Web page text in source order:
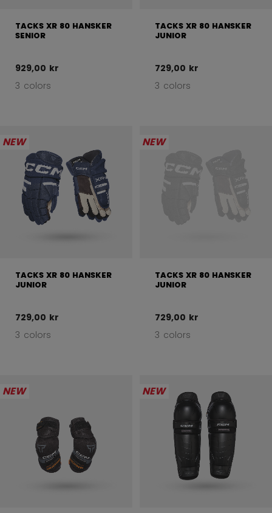
TACKS XR 80 HANSKER
SENIOR
929,00 kr
3 colors
TACKS XR 80 HANSKER
JUNIOR
729,00 kr
3 colors
NEW
TACKS XR 80 HANSKER
JUNIOR
729,00 kr
3 colors
NEW
TACKS XR 80 HANSKER
JUNIOR
729,00 kr
3 colors
NEW NEW